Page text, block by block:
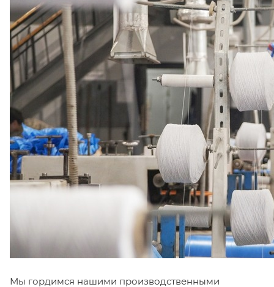
Мы гордимся нашими производственными